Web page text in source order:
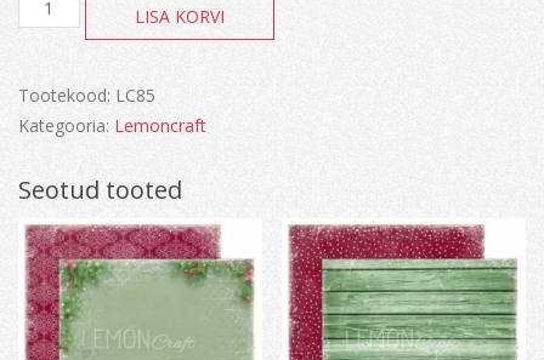
time
LISA KORVI
Tootekood: LC85
Kategooria: Lemoncraft
Seotud tooted